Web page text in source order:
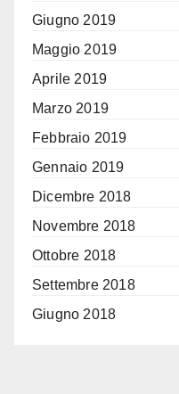
Giugno 2019
Maggio 2019
Aprile 2019
Marzo 2019
Febbraio 2019
Gennaio 2019
Dicembre 2018
Novembre 2018
Ottobre 2018
Settembre 2018
Giugno 2018